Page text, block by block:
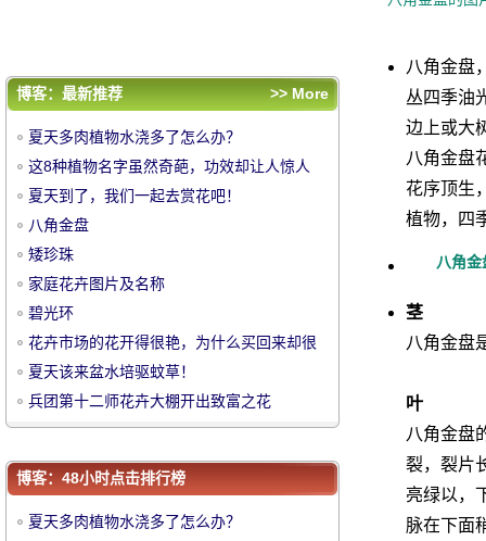
华
八角金盘
丛四季油
边上或大
八角金盘
花序顶生
植物，四
八角
茎
八角金盘
叶
八角金盘
裂，裂片
亮绿以，
脉在下面
评论排行
这8种植物名字虽然奇葩，功效却让人惊人
八角金盘
矮珍珠
家庭花卉图片及名称
碧光环
花卉市场的花开得很艳，为什么买回来却很
难养活？
夏天该来盆水培驱蚊草！
兵团第十二师花卉大棚开出致富之花
博客：最新推荐 >> More
夏天多肉植物水浇多了怎么办？
这8种植物名字虽然奇葩，功效却让人惊人
夏天到了，我们一起去赏花吧！
八角金盘
矮珍珠
家庭花卉图片及名称
碧光环
花卉市场的花开得很艳，为什么买回来却很
难养活？
夏天该来盆水培驱蚊草！
兵团第十二师花卉大棚开出致富之花
博客：48小时点击排行榜
夏天多肉植物水浇多了怎么办？